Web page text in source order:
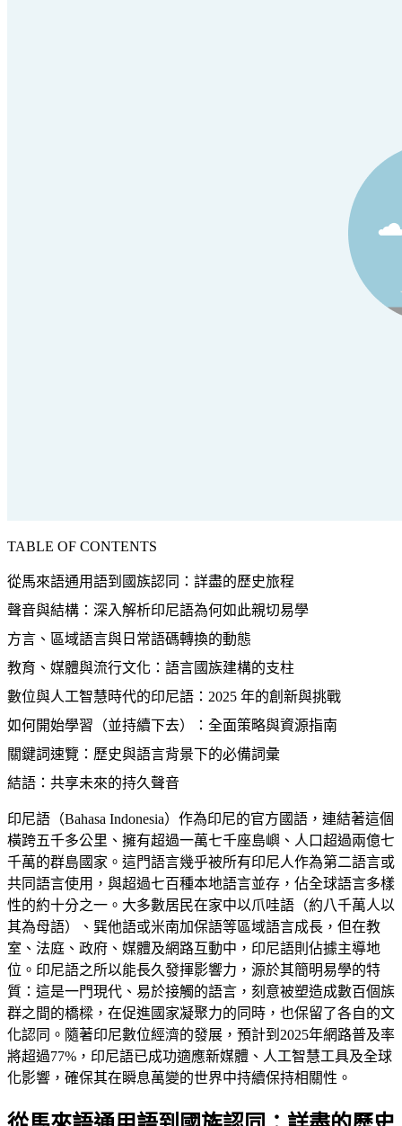
TABLE OF CONTENTS
從馬來語通用語到國族認同：詳盡的歷史旅程
聲音與結構：深入解析印尼語為何如此親切易學
方言、區域語言與日常語碼轉換的動態
教育、媒體與流行文化：語言國族建構的支柱
數位與人工智慧時代的印尼語：2025 年的創新與挑戰
如何開始學習（並持續下去）：全面策略與資源指南
關鍵詞速覽：歷史與語言背景下的必備詞彙
結語：共享未來的持久聲音
印尼語（Bahasa Indonesia）作為印尼的官方國語，連結著這個
橫跨五千多公里、擁有超過一萬七千座島嶼、人口超過兩億七
千萬的群島國家。這門語言幾乎被所有印尼人作為第二語言或
共同語言使用，與超過七百種本地語言並存，佔全球語言多樣
性的約十分之一。大多數居民在家中以爪哇語（約八千萬人以
其為母語）、巽他語或米南加保語等區域語言成長，但在教
室、法庭、政府、媒體及網路互動中，印尼語則佔據主導地
位。印尼語之所以能長久發揮影響力，源於其簡明易學的特
質：這是一門現代、易於接觸的語言，刻意被塑造成數百個族
群之間的橋樑，在促進國家凝聚力的同時，也保留了各自的文
化認同。隨著印尼數位經濟的發展，預計到2025年網路普及率
將超過77%，印尼語已成功適應新媒體、人工智慧工具及全球
化影響，確保其在瞬息萬變的世界中持續保持相關性。